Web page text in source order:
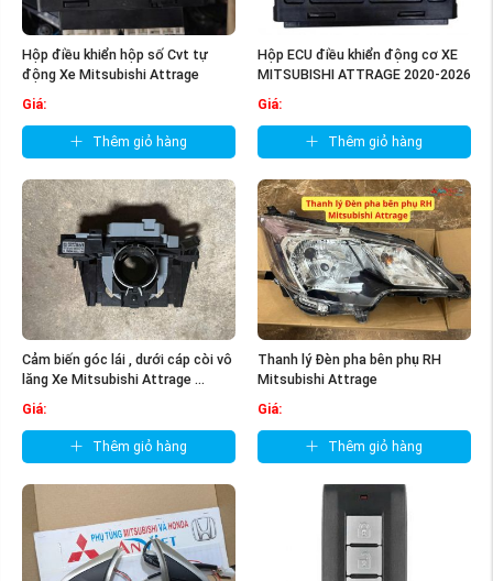
Hộp điều khiển hộp số Cvt tự
động Xe Mitsubishi Attrage
Giá:
Thêm giỏ hàng
Hộp ECU điều khiển động cơ XE
MITSUBISHI ATTRAGE 2020-2026
Giá:
Thêm giỏ hàng
Cảm biến góc lái , dưới cáp còi vô
lăng Xe Mitsubishi Attrage ...
Giá:
Thêm giỏ hàng
Thanh lý Đèn pha bên phụ RH
Mitsubishi Attrage
Giá:
Thêm giỏ hàng